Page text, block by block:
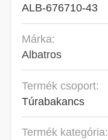
ALB-676710-43
Márka:
Albatros
Termék csoport:
Túrabakancs
Termék kategória: